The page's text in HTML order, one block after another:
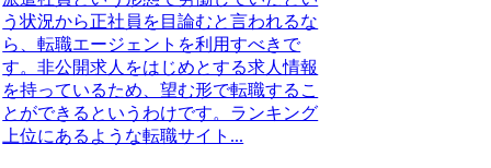
う状況から正社員を目論むと言われるな
ら、転職エージェントを利用すべきで
す。非公開求人をはじめとする求人情報
を持っているため、望む形で転職するこ
とができるというわけです。ランキング
上位にあるような転職サイト...